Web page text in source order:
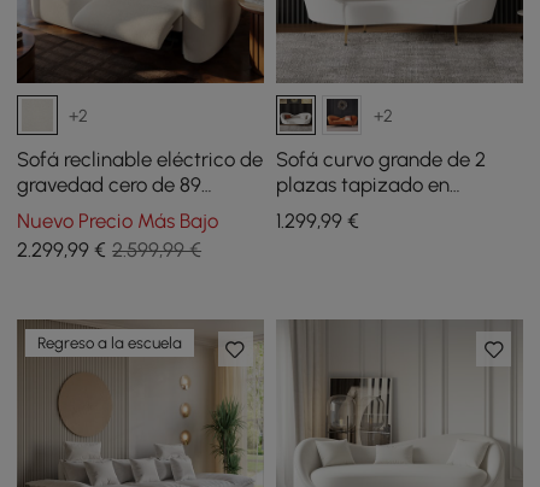
+2
Sofá reclinable eléctrico de
gravedad cero de 89
pulgadas y 2 plazas de
chenilla con almohadas y
puerto USB
Nuevo Precio Más Bajo
2.299,99 € 2.599,99 €
+2
Sofá curvo grande de 2
plazas tapizado en
terciopelo blanco moderno
de 1600 mm
1.299,99€
Regreso a la escuela